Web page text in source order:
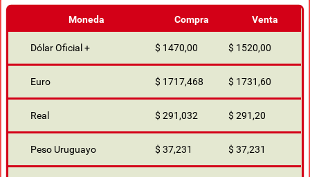
Moneda Compra Venta
Dólar Oficial + $ 1470,00 $ 1520,00
Euro $ 1717,468 $ 1731,60
Real $ 291,032 $ 291,20
Peso Uruguayo $ 37,231 $ 37,231